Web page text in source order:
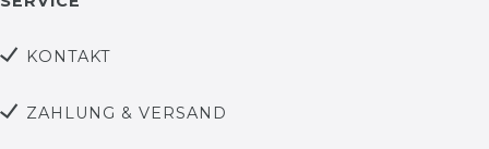
KONTAKT
ZAHLUNG & VERSAND